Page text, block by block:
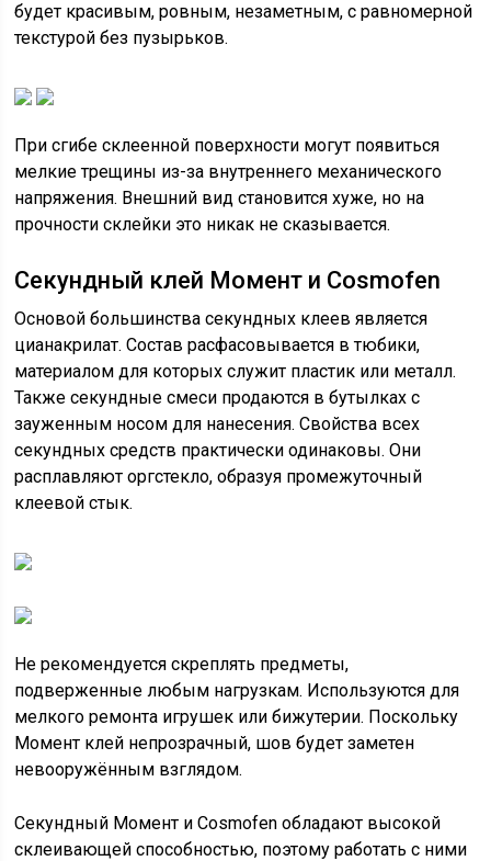
будет красивым, ровным, незаметным, с равномерной
текстурой без пузырьков.
При сгибе склеенной поверхности могут появиться
мелкие трещины из-за внутреннего механического
напряжения. Внешний вид становится хуже, но на
прочности склейки это никак не сказывается.
Секундный клей Момент и Cosmofen
Основой большинства секундных клеев является
цианакрилат. Состав расфасовывается в тюбики,
материалом для которых служит пластик или металл.
Также секундные смеси продаются в бутылках с
зауженным носом для нанесения. Свойства всех
секундных средств практически одинаковы. Они
расплавляют оргстекло, образуя промежуточный
клеевой стык.
Не рекомендуется скреплять предметы,
подверженные любым нагрузкам. Используются для
мелкого ремонта игрушек или бижутерии. Поскольку
Момент клей непрозрачный, шов будет заметен
невооружённым взглядом.
Секундный Момент и Cosmofen обладают высокой
склеивающей способностью, поэтому работать с ними